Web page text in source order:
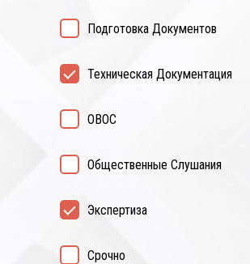
Подготовка Документов
Техническая Документация
ОВОС
Общественные Слушания
Экспертиза
Срочно